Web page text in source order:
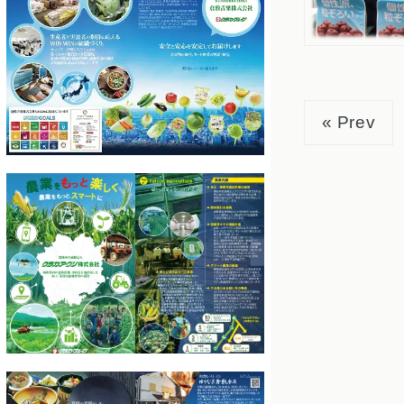
« Prev